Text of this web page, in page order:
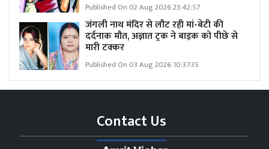
Published On 02 Aug 2026 23:42:57
जंगली नाथ मंदिर से लौट रही मां-बेटी की
दर्दनाक मौत, अज्ञात ट्रक ने बाइक को पीछे से
मारी टक्कर
Published On 03 Aug 2026 10:37:35
Contact Us